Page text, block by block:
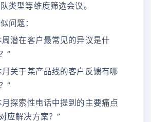
类型等维度筛选会议。
问题：
周潜在客户最常见的异议是什
”
月关于某产品线的客户反馈有哪
”
月探索性电话中提到的主要痛点
应解决方案？”